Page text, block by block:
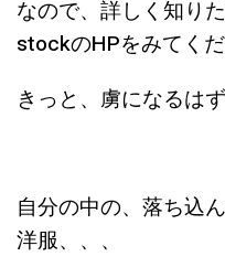
なので、詳しく知り
stockのHPをみてくだ
きっと、虜になるはず
自分の中の、落ち込
洋服、、、